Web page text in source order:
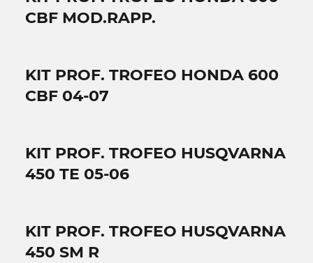
CBF MOD.RAPP.
KIT PROF. TROFEO HONDA 600
CBF 04-07
KIT PROF. TROFEO HUSQVARNA
450 TE 05-06
KIT PROF. TROFEO HUSQVARNA
450 SM R